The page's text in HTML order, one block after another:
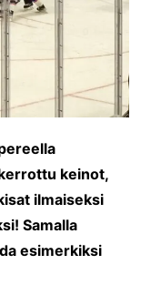
keinot,
ilmaiseksi
Samalla
esimerkiksi